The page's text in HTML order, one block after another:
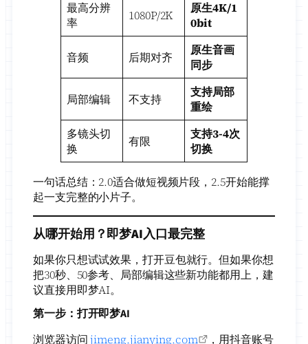
最高分辨
率
1080P/2K
原生4K/1
0bit
音频 后期对齐
原生音画
同步
局部编辑 不支持
支持局部
重绘
多镜头切
换
有限
支持3-4次
切换
一句话总结：2.0适合做短视频片段，2.5开始能撑
起一支完整的小片子。
从哪开始用？即梦AI入口最完整
如果你只想试试效果，打开豆包就行。但如果你想
把30秒、50参考、局部编辑这些新功能都用上，建
议直接用即梦AI。
第一步：打开即梦AI
浏览器访问jimeng.jianying.com
，用抖音账号